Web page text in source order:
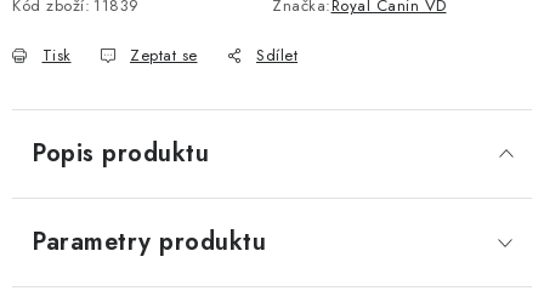
Kód zboží: 11839 Značka:Royal Canin VD
Tisk Zeptat se Sdílet
Popis produktu
Parametry produktu